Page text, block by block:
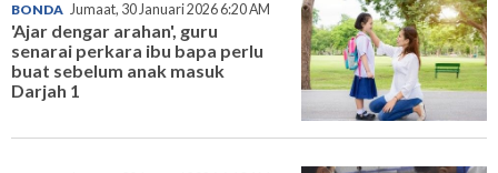
BONDA Jumaat, 30 Januari 2026 6:20 AM
'Ajar dengar arahan', guru
senarai perkara ibu bapa perlu
buat sebelum anak masuk
Darjah 1